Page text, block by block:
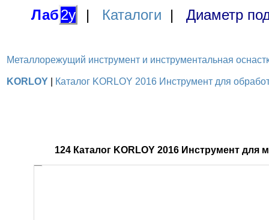
Лаб2у | Каталоги | Диаметр
Металлорежущий инструмент и инструментальная
KORLOY Каталог KORLOY 2016 Инструмент для
124 Каталог KORLOY 2016 Инструмент